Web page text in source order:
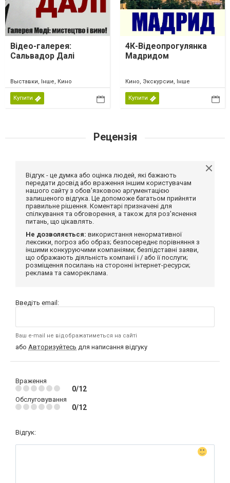
Відео-галерея:
Сальвадор Далі
Выставки, Інше, Кино
Купити
4К-Відеопрогулянка
Мадридом
Кино, Экскурсии, Інше
Купити
Рецензія
Відгук - це думка або оцінка людей, які бажають
передати досвід або враження іншим користувачам
нашого сайту з обов'язковою аргументацією
залишеного відгука. Це допоможе багатьом прийняти
правильне рішення. Коментарі призначені для
спілкування та обговорення, а також для роз'яснення
питань, що цікавлять.
Не дозволяється: використання ненормативної
лексики, погроз або образ; безпосереднє порівняння з
іншими конкуруючими компаніями; безпідставні заяви,
що ображають діяльність компанії і / або її послуги;
розміщення посилань на сторонні інтернет-ресурси;
реклама та самореклама.
Введіть email:
Ваш e-mail не відображатиметься на сайті
або Авторизуйтесь для написання відгуку
Враження
0/12
Обслуговування
0/12
Відгук: